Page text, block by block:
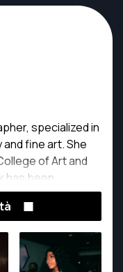
specialized in
fine art. She
of Art and
has been